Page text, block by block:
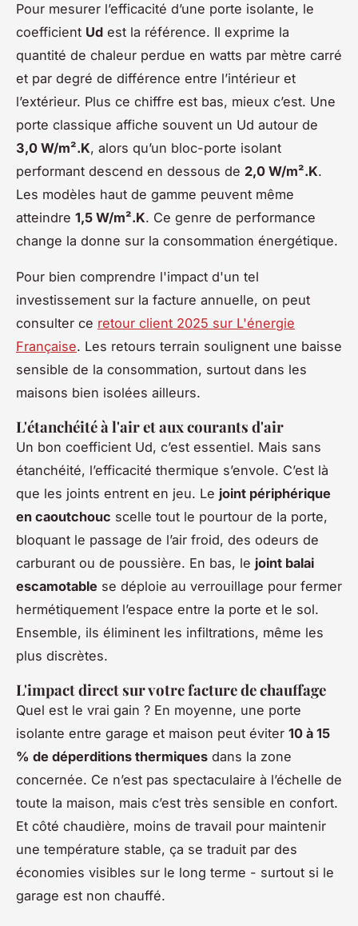
Pour mesurer l’efficacité d’une porte isolante, le
coefficient Ud est la référence. Il exprime la
quantité de chaleur perdue en watts par mètre carré
et par degré de différence entre l’intérieur et
l’extérieur. Plus ce chiffre est bas, mieux c’est. Une
porte classique affiche souvent un Ud autour de
3,0 W/m².K, alors qu’un bloc-porte isolant
performant descend en dessous de 2,0 W/m².K.
Les modèles haut de gamme peuvent même
atteindre 1,5 W/m².K. Ce genre de performance
change la donne sur la consommation énergétique.
Pour bien comprendre l'impact d'un tel
investissement sur la facture annuelle, on peut
consulter ce retour client 2025 sur L'énergie
Française. Les retours terrain soulignent une baisse
sensible de la consommation, surtout dans les
maisons bien isolées ailleurs.
L'étanchéité à l'air et aux courants d'air
Un bon coefficient Ud, c’est essentiel. Mais sans
étanchéité, l’efficacité thermique s’envole. C’est là
que les joints entrent en jeu. Le joint périphérique
en caoutchouc scelle tout le pourtour de la porte,
bloquant le passage de l’air froid, des odeurs de
carburant ou de poussière. En bas, le joint balai
escamotable se déploie au verrouillage pour fermer
hermétiquement l’espace entre la porte et le sol.
Ensemble, ils éliminent les infiltrations, même les
plus discrètes.
L'impact direct sur votre facture de chauffage
Quel est le vrai gain ? En moyenne, une porte
isolante entre garage et maison peut éviter 10 à 15
% de déperditions thermiques dans la zone
concernée. Ce n’est pas spectaculaire à l’échelle de
toute la maison, mais c’est très sensible en confort.
Et côté chaudière, moins de travail pour maintenir
une température stable, ça se traduit par des
économies visibles sur le long terme - surtout si le
garage est non chauffé.